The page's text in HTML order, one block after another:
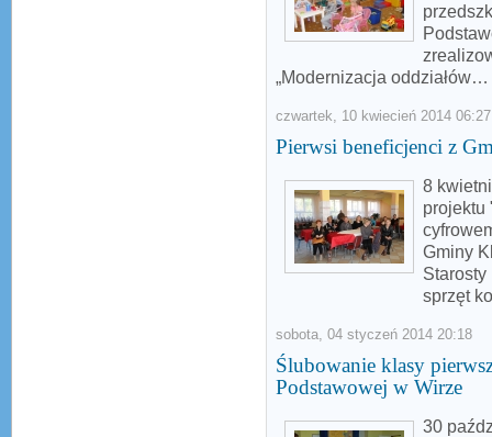
„Modernizacja oddziałów…
czwartek, 10 kwiecień 2014 06:27
Pierwsi beneficjenci z
8
projektu
Gminy
sprzęt
sobota, 04 styczeń 2014 20:18
Ślubowanie klasy
Podstawowej w Wirze
30